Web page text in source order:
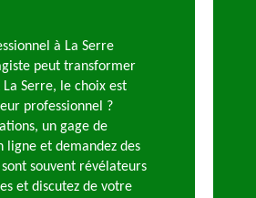
à La Serre
peut transformer
Serre, le choix est
professionnel ?
un gage de
ligne et demandez des
souvent révélateurs
et discutez de votre